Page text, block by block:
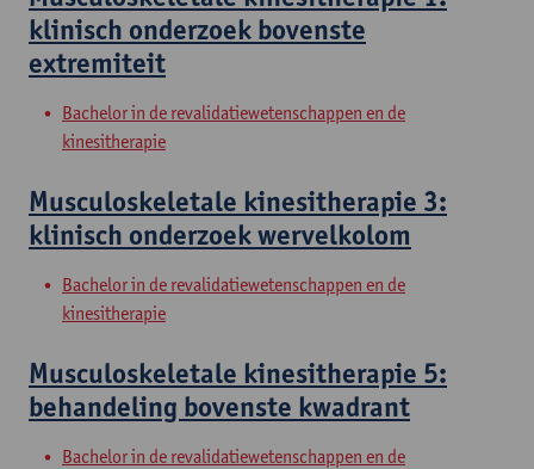
klinisch onderzoek bovenste
extremiteit
Bachelor in de revalidatiewetenschappen en de
kinesitherapie
Musculoskeletale kinesitherapie 3:
klinisch onderzoek wervelkolom
Bachelor in de revalidatiewetenschappen en de
kinesitherapie
Musculoskeletale kinesitherapie 5:
behandeling bovenste kwadrant
Bachelor in de revalidatiewetenschappen en de